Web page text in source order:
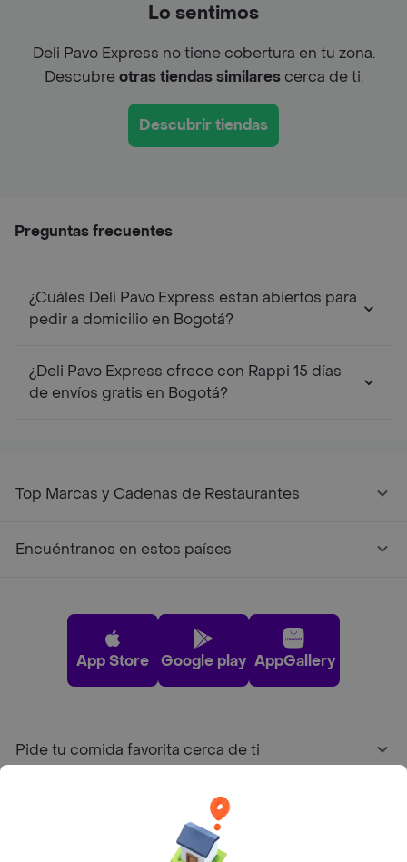
Lo sentimos
Deli Pavo Express no tiene cobertura en tu zona.
Descubreotras tiendas similarescerca de ti.
Descubrir tiendas
Preguntas frecuentes
¿Cuáles Deli Pavo Express estan abiertos para
pedir a domicilio en Bogotá?
¿Deli Pavo Express ofrece con Rappi 15 días
de envíos gratis en Bogotá?
Top Marcas y Cadenas de Restaurantes
Encuéntranos en estos países
App Store Google play AppGallery
Pide tu comida favorita cerca de ti